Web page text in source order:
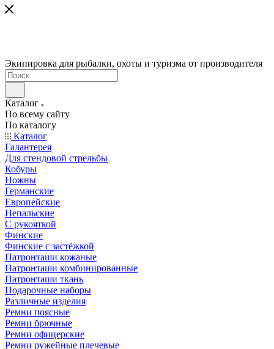
Экипировка для рыбалки, охоты и туризма от производителя
Каталог
По всему сайту
По каталогу
Каталог
Галантерея
Для стендовой стрельбы
Кобуры
Ножны
Германские
Европейские
Непальские
С рукояткой
Финские
Финские с застёжкой
Патронташи кожаные
Патронташи комбинированные
Патронташи ткань
Подарочные наборы
Различные изделия
Ремни поясные
Ремни брючные
Ремни офицерские
Ремни ружейные плечевые